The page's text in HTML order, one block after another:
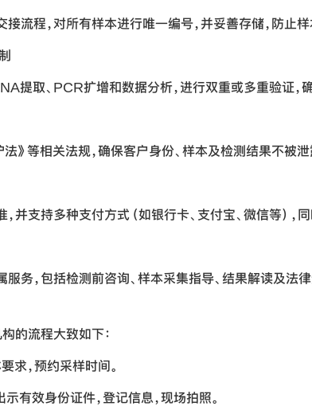
流程，对所有样本进行唯一编号，并妥善存储，防止样
提取、PCR扩增和数据分析，进行双重或多重验证，
》等相关法规，确保客户身份、样本及检测结果不被
并支持多种支付方式（如银行卡、支付宝、微信等），
务，包括检测前咨询、样本采集指导、结果解读及法
的流程大致如下：
求，预约采样时间。
示有效身份证件，登记信息，现场拍照。